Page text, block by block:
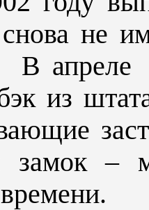
не
В
из
замок –